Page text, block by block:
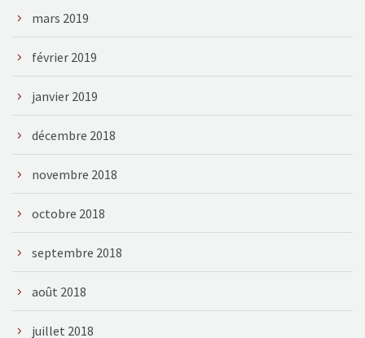
mars 2019
février 2019
janvier 2019
décembre 2018
novembre 2018
octobre 2018
septembre 2018
août 2018
juillet 2018